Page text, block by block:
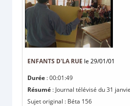
ENFANTS D'LA RUE le 29/01/01
Durée : 00:01:49
Résumé : Journal télévisé du 31
Sujet original : Béta 156